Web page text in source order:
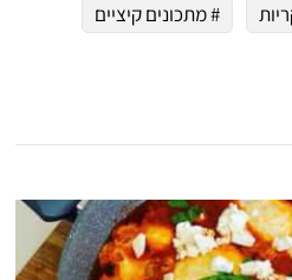
הנייד ברגע שעולה מתכון חדש לערוץ,
# מתכונים קיציים